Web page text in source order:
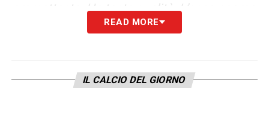
promettente. Ha tante qualità. L’anno scorso
ha fatto una stagione fantastica con l’AZ
League».
READ MORE
IL CALCIO DEL GIORNO